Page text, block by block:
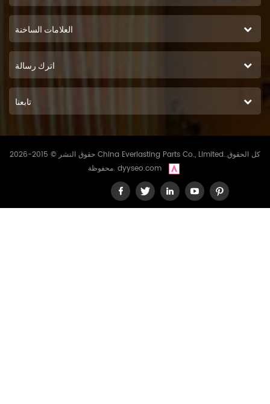
العلامات الساخنة
اترك رسالة
تابعنا
حقوق النشر © 2015-2026 China Everlasting Parts Co., Limited..كل الحقوق
محفوظة. dyyseo.com